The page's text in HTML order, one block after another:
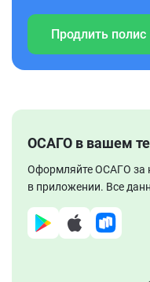
Продлить полис
ОСАГО в вашем
Оформляйте ОСАГО за
в приложении. Все